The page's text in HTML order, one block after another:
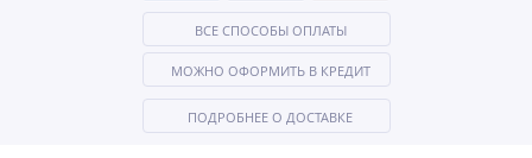
ВСЕ СПОСОБЫ ОПЛАТЫ
МОЖНО ОФОРМИТЬ В КРЕДИТ
ПОДРОБНЕЕ О ДОСТАВКЕ